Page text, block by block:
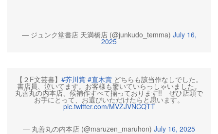
— ジュンク堂書店 天満橋店 (@junkudo_temma) July 16,
2025
【２F文芸書】 #芥川賞 #直木賞どちらも該当作なしでした。
書店員、泣いてます。お客様も驚いていらっしゃいました。
丸善丸の内本店、候補作すべて揃っております!! ぜひ店頭で
お手にとって、お選びいただけたらと思います。
pic.twitter.com/MVZJVNCQTT
— 丸善丸の内本店 (@maruzen_maruhon) July 16, 2025